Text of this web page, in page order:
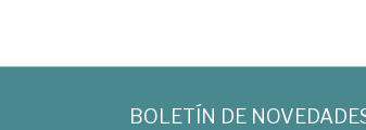
BOLETÍN DE